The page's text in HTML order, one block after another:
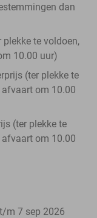
dan
te voldoen,
10.00 uur)
(ter plekke te
om 10.00
(ter plekke te
om 10.00
m 7 sep 2026